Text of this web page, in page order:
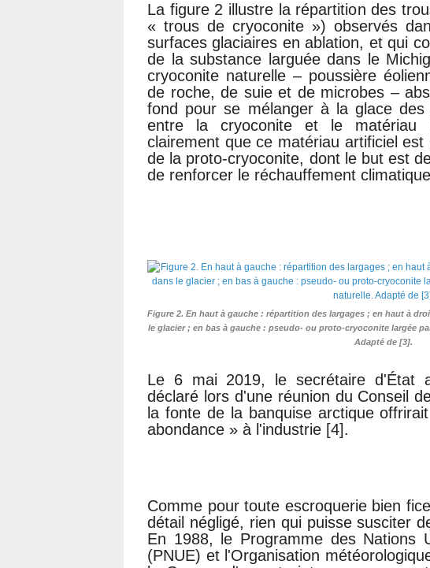
La figure 2 illustre la répartition des
« trous de cryoconite ») observés
surfaces glaciaires en ablation, et qui
de la substance larguée dans le
cryoconite naturelle – poussière
de roche, de suie et de microbes –
fond pour se mélanger à la glace des
entre la cryoconite et le matériau
clairement que ce matériau artificiel
de la proto-cryoconite, dont le but est
de renforcer le réchauffement
Figure 2. En haut à gauche : répartition des largages ; en haut à
le glacier ; en bas à gauche : pseudo- ou proto-cryoconite largée
Adapté de [3].
Le 6 mai 2019, le secrétaire d'État
déclaré lors d'une réunion du Conseil
la fonte de la banquise arctique
abondance » à l'industrie [4].
Comme pour toute escroquerie bien
détail négligé, rien qui puisse susciter
En 1988, le Programme des Nations
(PNUE) et l'Organisation